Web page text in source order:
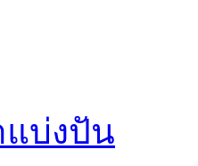
แบ่งปัน